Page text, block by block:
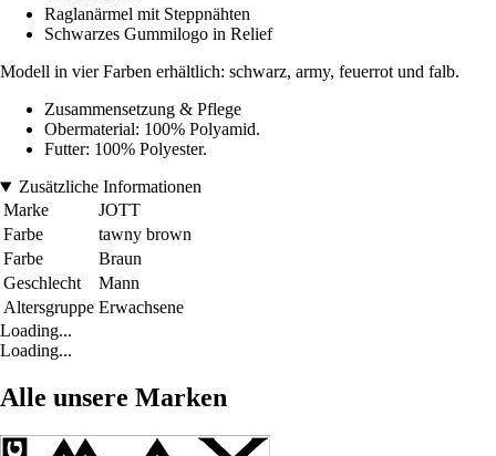
Raglanärmel mit Steppnähten
Schwarzes Gummilogo in Relief
Modell in vier Farben erhältlich: schwarz, army, feuerrot und falb.
Zusammensetzung & Pflege
Obermaterial: 100% Polyamid.
Futter: 100% Polyester.
Zusätzliche Informationen
Marke
JOTT
Farbe
tawny brown
Farbe
Braun
Geschlecht
Mann
Altersgruppe Erwachsene
Loading...
Loading...
Alle unsere Marken